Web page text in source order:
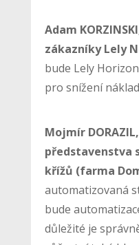
Adam
zákazníky Lely
bude Lely
pro snížení
Mojmír
představenstva
křížů (farma
automatizovaná
bude
důležité je